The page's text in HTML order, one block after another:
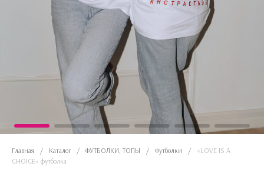
Главная / Каталог / ФУТБОЛКИ, ТОПЫ / Футболки /
«LOVE IS A
CHOICE» футболка